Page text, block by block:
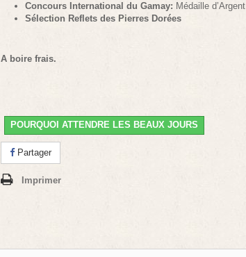
Concours International du Gamay: Médaille d’Argent
Sélection Reflets des Pierres Dorées
A boire frais.
POURQUOI ATTENDRE LES BEAUX JOURS
Partager
Imprimer